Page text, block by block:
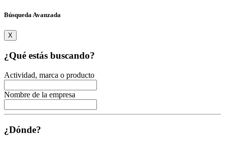
Búsqueda Avanzada
X
¿Qué estás buscando?
Actividad, marca o producto
Nombre de la empresa
¿Dónde?